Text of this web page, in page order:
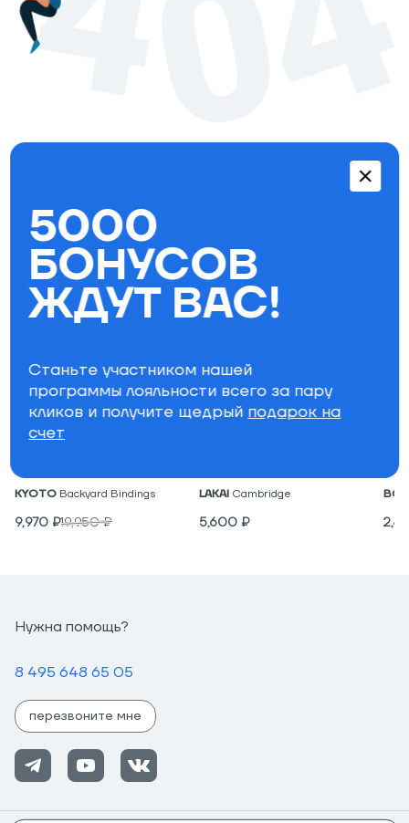
Бестселлеры
Крепления для вейкборда
KYOTO Backyard Bindings
9,970 ₽19,950₽
LAKAI Cambridge
5,600 ₽
5000
БОНУСОВ
ЖДУТ ВАС!
Станьте участником нашей
программы лояльности всего за пару
кликов и получите щедрый подарок на
счет
Нужна помощь?
8 495 648 65 05
перезвоните мне